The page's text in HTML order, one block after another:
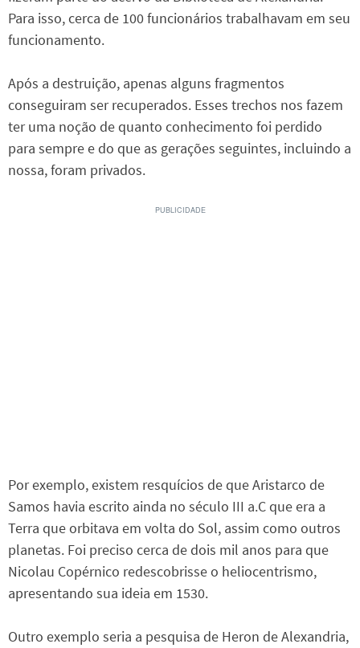
Para isso, cerca de 100 funcionários trabalhavam em seu
funcionamento.
Após a destruição, apenas alguns fragmentos
conseguiram ser recuperados. Esses trechos nos fazem
ter uma noção de quanto conhecimento foi perdido
para sempre e do que as gerações seguintes, incluindo a
nossa, foram privados.
Por exemplo, existem resquícios de que Aristarco de
Samos havia escrito ainda no século III a.C que era a
Terra que orbitava em volta do Sol, assim como outros
planetas. Foi preciso cerca de dois mil anos para que
Nicolau Copérnico redescobrisse o heliocentrismo,
apresentando sua ideia em 1530.
Outro exemplo seria a pesquisa de Heron de Alexandria,